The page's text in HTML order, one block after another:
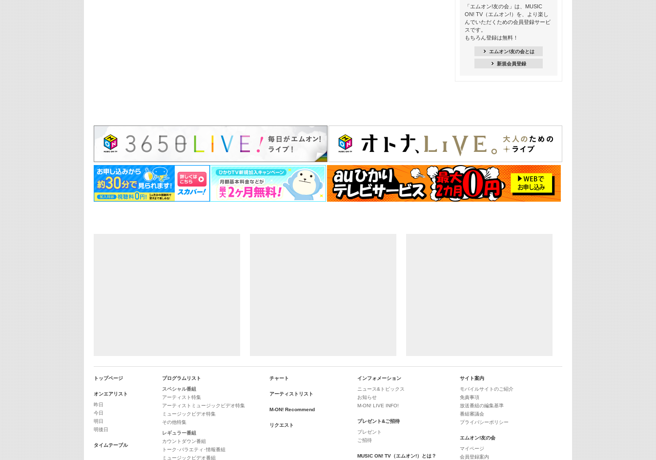
17＞
19:30
Kis-My-Ft2特集
NEWS特集
エムオン! ビッグヒッツ
25:00
この夏聴きたい! サマーソングメドレ
「エムオン!友の会」は、MUSIC
ON! TV（エムオン!）を、より楽し
んでいただくための会員登録サービ
スです。
もちろん登録は無料！
エムオン!友の会とは
新規会員登録
トップページ
オンエアリスト
昨日
今日
明日
明後日
タイムテーブル
プログラムリスト
スペシャル番組
アーティスト特集
アーティストミュージックビデオ特集
ミュージックビデオ特集
その他特集
レギュラー番組
カウントダウン番組
トーク･バラエティ･情報番組
ミュージックビデオ番組
チャート
アーティストリスト
M-ON! Recommend
リクエスト
インフォメーション
ニュース&トピックス
お知らせ
M-ON! LIVE INFO!
プレゼント&ご招待
プレゼント
ご招待
MUSIC ON! TV（エムオン!）とは？
サイト案内
モバイルサイトのご紹介
免責事項
放送番組の編集基準
番組審議会
プライバシーポリシー
エムオン!友の会
マイページ
会員登録案内